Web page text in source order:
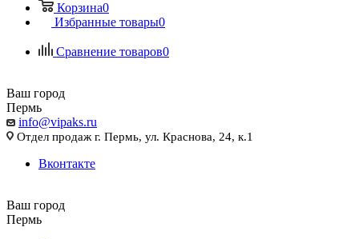
Корзина0
Избранные товары0
Сравнение товаров0
Ваш город
Пермь
info@vipaks.ru
Отдел продаж г. Пермь, ул. Краснова, 24, к.1
Вконтакте
Ваш город
Пермь